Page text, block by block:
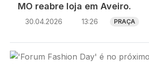
MO reabre loja em Aveiro.
30.04.2026 13:26 PRAÇA
Imagem